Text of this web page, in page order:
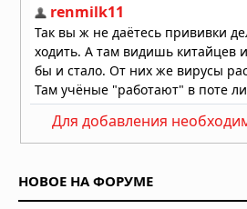
Для добавления
НОВОЕ НА ФОРУМЕ